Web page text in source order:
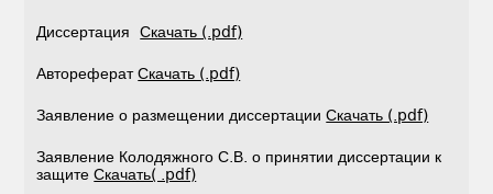
ДиссертацияСкачать (.pdf)
АвторефератСкачать (.pdf)
Заявление о размещении диссертацииСкачать (.pdf)
Заявление Колодяжного С.В. о принятии диссертации к
защитеСкачать( .pdf)